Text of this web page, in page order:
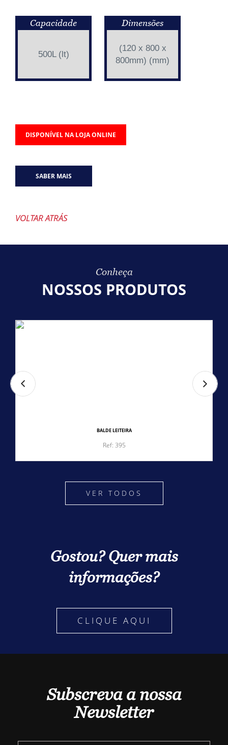
Capacidade
500L (lt)
Dimensões
(120 x 800 x
800mm) (mm)
DISPONÍVEL NA LOJA ONLINE
SABER MAIS
VOLTAR ATRÁS
Conheça
NOSSOS PRODUTOS
BALDE LEITEIRA
Ref: 395
VER TODOS
Gostou? Quer mais
informações?
CLIQUE AQUI
Subscreva a nossa
Newsletter